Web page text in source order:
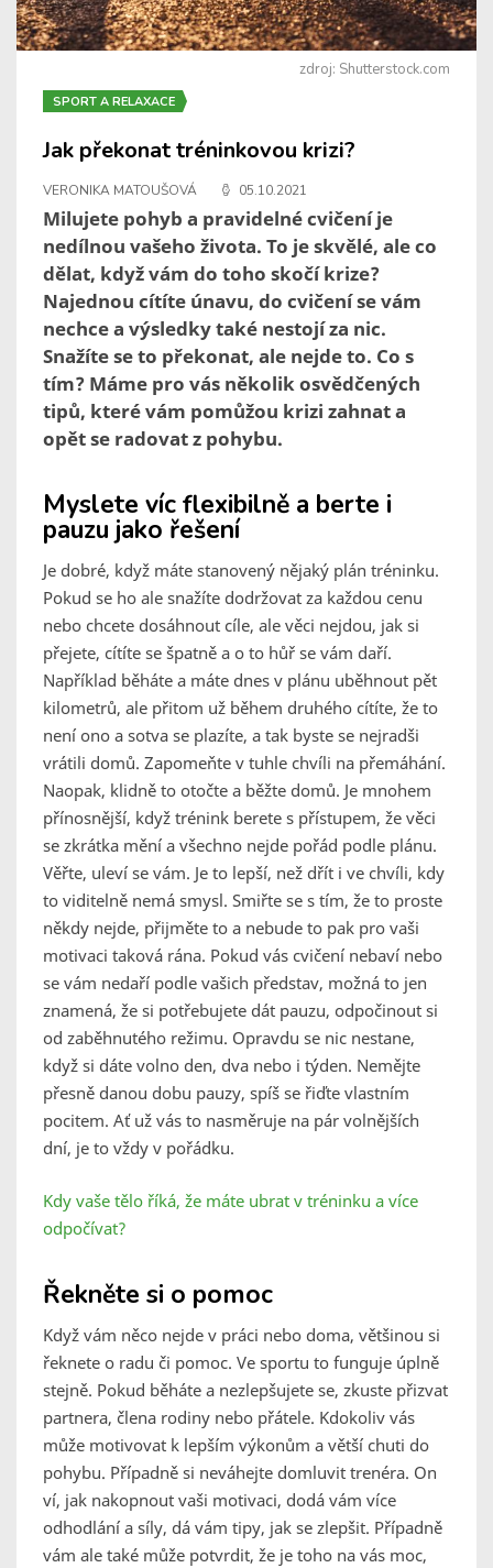
zdroj: Shutterstock.com
SPORT A RELAXACE
Jak překonat tréninkovou krizi?
VERONIKA MATOUŠOVÁ 05.10.2021
Milujete pohyb a pravidelné cvičení je
nedílnou vašeho života. To je skvělé, ale co
dělat, když vám do toho skočí krize?
Najednou cítíte únavu, do cvičení se vám
nechce a výsledky také nestojí za nic.
Snažíte se to překonat, ale nejde to. Co s
tím? Máme pro vás několik osvědčených
tipů, které vám pomůžou krizi zahnat a
opět se radovat z pohybu.
Myslete víc flexibilně a berte i
pauzu jako řešení
Je dobré, když máte stanovený nějaký plán tréninku.
Pokud se ho ale snažíte dodržovat za každou cenu
nebo chcete dosáhnout cíle, ale věci nejdou, jak si
přejete, cítíte se špatně a o to hůř se vám daří.
Například běháte a máte dnes v plánu uběhnout pět
kilometrů, ale přitom už během druhého cítíte, že to
není ono a sotva se plazíte, a tak byste se nejradši
vrátili domů. Zapomeňte v tuhle chvíli na přemáhání.
Naopak, klidně to otočte a běžte domů. Je mnohem
přínosnější, když trénink berete s přístupem, že věci
se zkrátka mění a všechno nejde pořád podle plánu.
Věřte, uleví se vám. Je to lepší, než dřít i ve chvíli, kdy
to viditelně nemá smysl. Smiřte se s tím, že to proste
někdy nejde, přijměte to a nebude to pak pro vaši
motivaci taková rána. Pokud vás cvičení nebaví nebo
se vám nedaří podle vašich představ, možná to jen
znamená, že si potřebujete dát pauzu, odpočinout si
od zaběhnutého režimu. Opravdu se nic nestane,
když si dáte volno den, dva nebo i týden. Nemějte
přesně danou dobu pauzy, spíš se řiďte vlastním
pocitem. Ať už vás to nasměruje na pár volnějších
dní, je to vždy v pořádku.
Kdy vaše tělo říká, že máte ubrat v tréninku a více
odpočívat?
Řekněte si o pomoc
Když vám něco nejde v práci nebo doma, většinou si
řeknete o radu či pomoc. Ve sportu to funguje úplně
stejně. Pokud běháte a nezlepšujete se, zkuste přizvat
partnera, člena rodiny nebo přátele. Kdokoliv vás
může motivovat k lepším výkonům a větší chuti do
pohybu. Případně si neváhejte domluvit trenéra. On
ví, jak nakopnout vaši motivaci, dodá vám více
odhodlání a síly, dá vám tipy, jak se zlepšit. Případně
vám ale také může potvrdit, že je toho na vás moc,